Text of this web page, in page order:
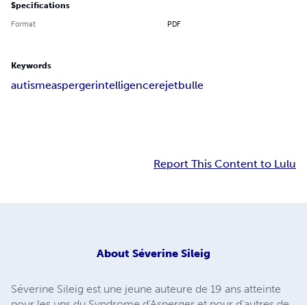
Specifications
Format PDF
Keywords
autismeaspergerintelligencerejetbulle
Report This Content to Lulu
About Séverine Sileig
Séverine Sileig est une jeune auteure de 19 ans atteinte